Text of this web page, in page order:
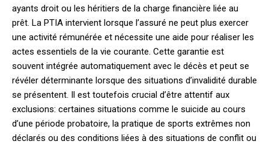
ayants droit ou les héritiers de la charge financière liée au
prêt. La PTIA intervient lorsque l’assuré ne peut plus exercer
une activité rémunérée et nécessite une aide pour réaliser les
actes essentiels de la vie courante. Cette garantie est
souvent intégrée automatiquement avec le décès et peut se
révéler déterminante lorsque des situations d’invalidité durable
se présentent. Il est toutefois crucial d’être attentif aux
exclusions: certaines situations comme le suicide au cours
d’une période probatoire, la pratique de sports extrêmes non
déclarés ou des conditions liées à des situations de conflit ou